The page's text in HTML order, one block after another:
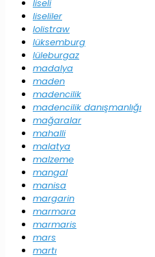
liseli
liseliler
lolistraw
lüksemburg
lüleburgaz
madalya
maden
madencilik
madencilik danışmanlığı
mağaralar
mahalli
malatya
malzeme
mangal
manisa
margarin
marmara
marmaris
mars
martı